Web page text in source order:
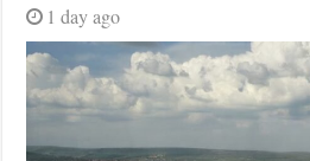
1 day ago